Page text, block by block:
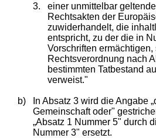
3.
einer unmittelbar
Rechtsakten der
zuwiderhandelt, die
entspricht, zu der die in
Vorschriften
Rechtsverordnung nach
bestimmten Tatbestand
verweist."
b)
In Absatz 3 wird die Angabe
Gemeinschaft oder"
„Absatz 1 Nummer 5" durch
Nummer 3" ersetzt.